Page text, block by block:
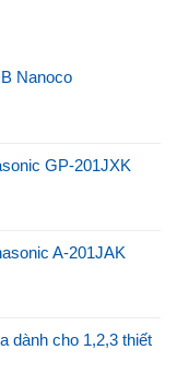
Nanoco
GP-201JXK
A-201JAK
dành cho 1,2,3 thiết